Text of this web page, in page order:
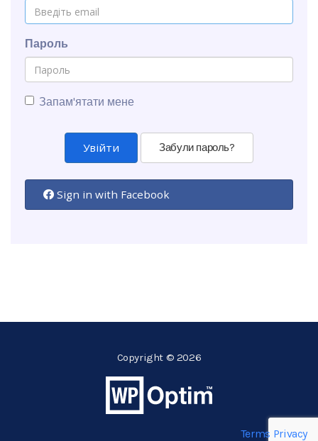
Пароль
Запам'ятати мене
Забули пароль?
Sign in with Facebook
Copyright © 2026
Terms Privacy